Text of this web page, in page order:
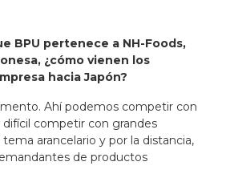
BPU pertenece a NH-Foods,
¿cómo vienen los
hacia Japón?
Ahí podemos competir con
difícil competir con grandes
arancelario y por la distancia,
de productos